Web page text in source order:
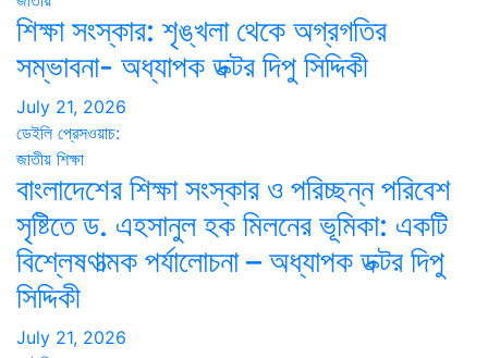
শিক্ষা সংস্কার: শৃঙ্খলা থেকে অগ্রগতির
সম্ভাবনা- অধ্যাপক ডক্টর দিপু সিদ্দিকী
July 21, 2026
ডেইলি প্রেসওয়াচ:
জাতীয় শিক্ষা
বাংলাদেশের শিক্ষা সংস্কার ও পরিচ্ছন্ন পরিবেশ
সৃষ্টিতে ড. এহসানুল হক মিলনের ভূমিকা: একটি
বিশ্লেষণাত্মক পর্যালোচনা – অধ্যাপক ডক্টর দিপু
সিদ্দিকী
July 21, 2026